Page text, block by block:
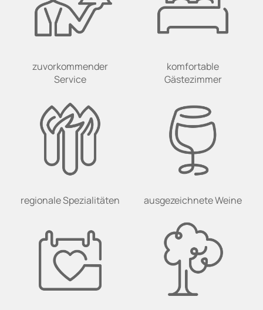
zuvorkommender
Service
komfortable
Gästezimmer
regionale Spezialitäten ausgezeichnete Weine